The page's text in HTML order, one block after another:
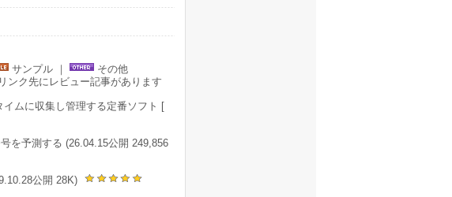
サンプル ｜
その他
ンク先にレビュー記事があります
ムに収集し管理する定番ソフト [
を予測する (26.04.15公開 249,856
公開 28K)